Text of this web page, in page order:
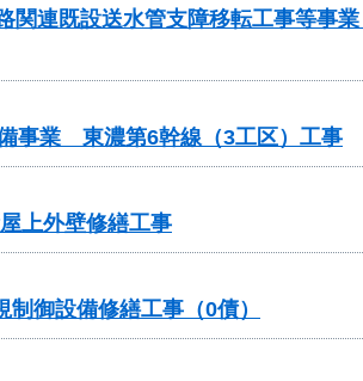
関連既設送水管支障移転工事等
事業 東濃第6幹線（3工区）工事
上外壁修繕工事
御設備修繕工事（0債）